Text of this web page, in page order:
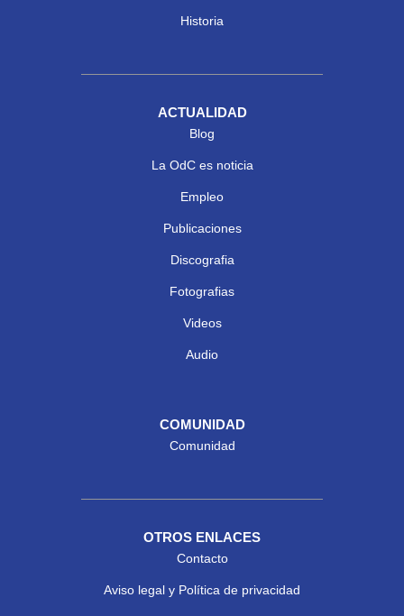
Historia
ACTUALIDAD
Blog
La OdC es noticia
Empleo
Publicaciones
Discografia
Fotografias
Videos
Audio
COMUNIDAD
Comunidad
OTROS ENLACES
Contacto
Aviso legal y Política de privacidad